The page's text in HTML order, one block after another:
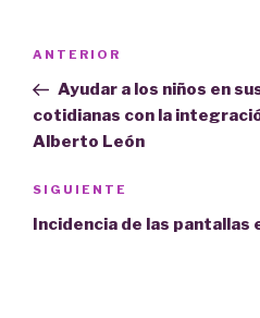
entradas
Entrada
anterior:
ANTERIOR
Ayudar a los niños en
cotidianas con la
Alberto León
Siguiente
entrada
SIGUIENTE
Incidencia de las pantallas